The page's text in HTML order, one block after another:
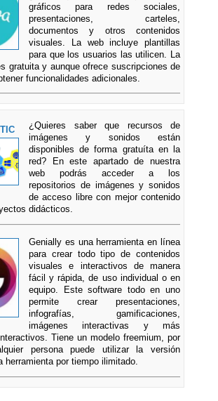
gráficos para redes sociales,
presentaciones, carteles,
documentos y otros contenidos
visuales. La web incluye plantillas
para que los usuarios las utilicen. La
gratuita y aunque ofrece suscripciones de
funcionalidades adicionales.
¿Quieres saber que recursos de
imágenes y sonidos están
disponibles de forma gratuíta en la
red? En este apartado de nuestra
web podrás acceder a los
repositorios de imágenes y sonidos
de acceso libre con mejor contenido
didácticos.
Genially es una herramienta en línea
para crear todo tipo de contenidos
visuales e interactivos de manera
fácil y rápida, de uso individual o en
equipo. Este software todo en uno
permite crear presentaciones,
infografías, gamificaciones,
imágenes interactivas y más
Tiene un modelo freemium, por
persona puede utilizar la versión
herramienta por tiempo ilimitado.